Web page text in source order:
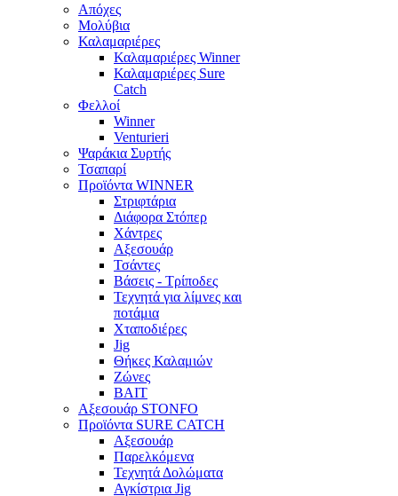
Απόχες
Μολύβια
Καλαμαριέρες
Καλαμαριέρες Winner
Καλαμαριέρες Sure
Catch
Φελλοί
Winner
Venturieri
Ψαράκια Συρτής
Τσαπαρί
Προϊόντα WINNER
Στριφτάρια
Διάφορα Στόπερ
Χάντρες
Αξεσουάρ
Τσάντες
Βάσεις - Τρίποδες
Τεχνητά για λίμνες και
ποτάμια
Χταποδιέρες
Jig
Θήκες Καλαμιών
Ζώνες
BAIT
Αξεσουάρ STONFO
Προϊόντα SURE CATCH
Αξεσουάρ
Παρελκόμενα
Τεχνητά Δολώματα
Αγκίστρια Jig